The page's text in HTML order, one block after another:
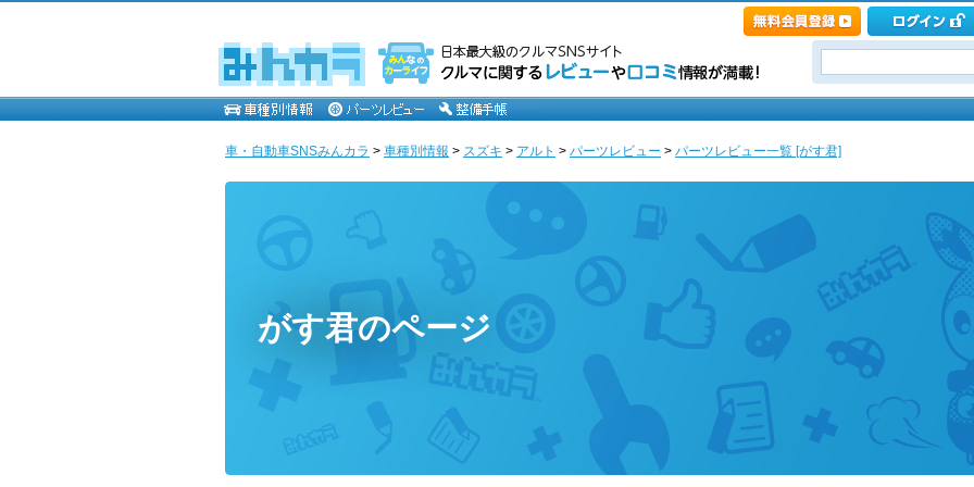
車・自動車SNSみんカラ > 車種別情報 > スズキ > アルト > パーツレビュー > パーツレビュー一覧 [がす君]
がす君のページ